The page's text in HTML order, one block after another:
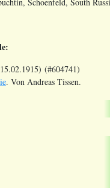
Schoenfeld, South
(#604741)
. Von Andreas Tissen.